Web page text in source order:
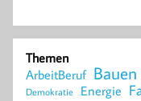
Themen
ArbeitBeruf Bauen
Demokratie Energie